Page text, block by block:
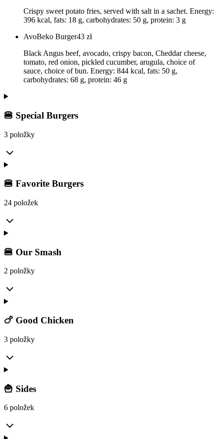
Crispy sweet potato fries, served with salt in a sachet. Energy:
396 kcal, fats: 18 g, carbohydrates: 50 g, protein: 3 g
AvoBeko Burger43 zł
Black Angus beef, avocado, crispy bacon, Cheddar cheese,
tomato, red onion, pickled cucumber, arugula, choice of
sauce, choice of bun. Energy: 844 kcal, fats: 50 g,
carbohydrates: 68 g, protein: 46 g
🍔 Special Burgers
3 položky
🍔 Favorite Burgers
24 položek
🍔 Our Smash
2 položky
🍗 Good Chicken
3 položky
🍟 Sides
6 položek